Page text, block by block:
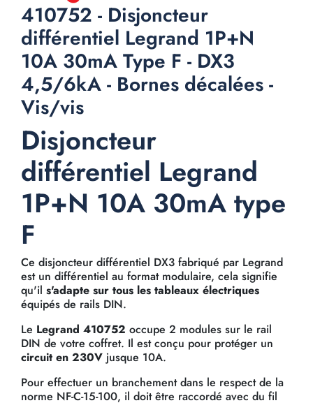
410752 - Disjoncteur
différentiel Legrand 1P+N
10A 30mA Type F - DX3
4,5/6kA - Bornes décalées -
Vis/vis
Disjoncteur
différentiel Legrand
1P+N 10A 30mA type
F
Ce disjoncteur différentiel DX3 fabriqué par Legrand
est un différentiel au format modulaire, cela signifie
qu'il s'adapte sur tous les tableaux électriques
équipés de rails DIN.
Le Legrand 410752 occupe 2 modules sur le rail
DIN de votre coffret. Il est conçu pour protéger un
circuit en 230V jusque 10A.
Pour effectuer un branchement dans le respect de la
norme NF-C-15-100, il doit être raccordé avec du fil